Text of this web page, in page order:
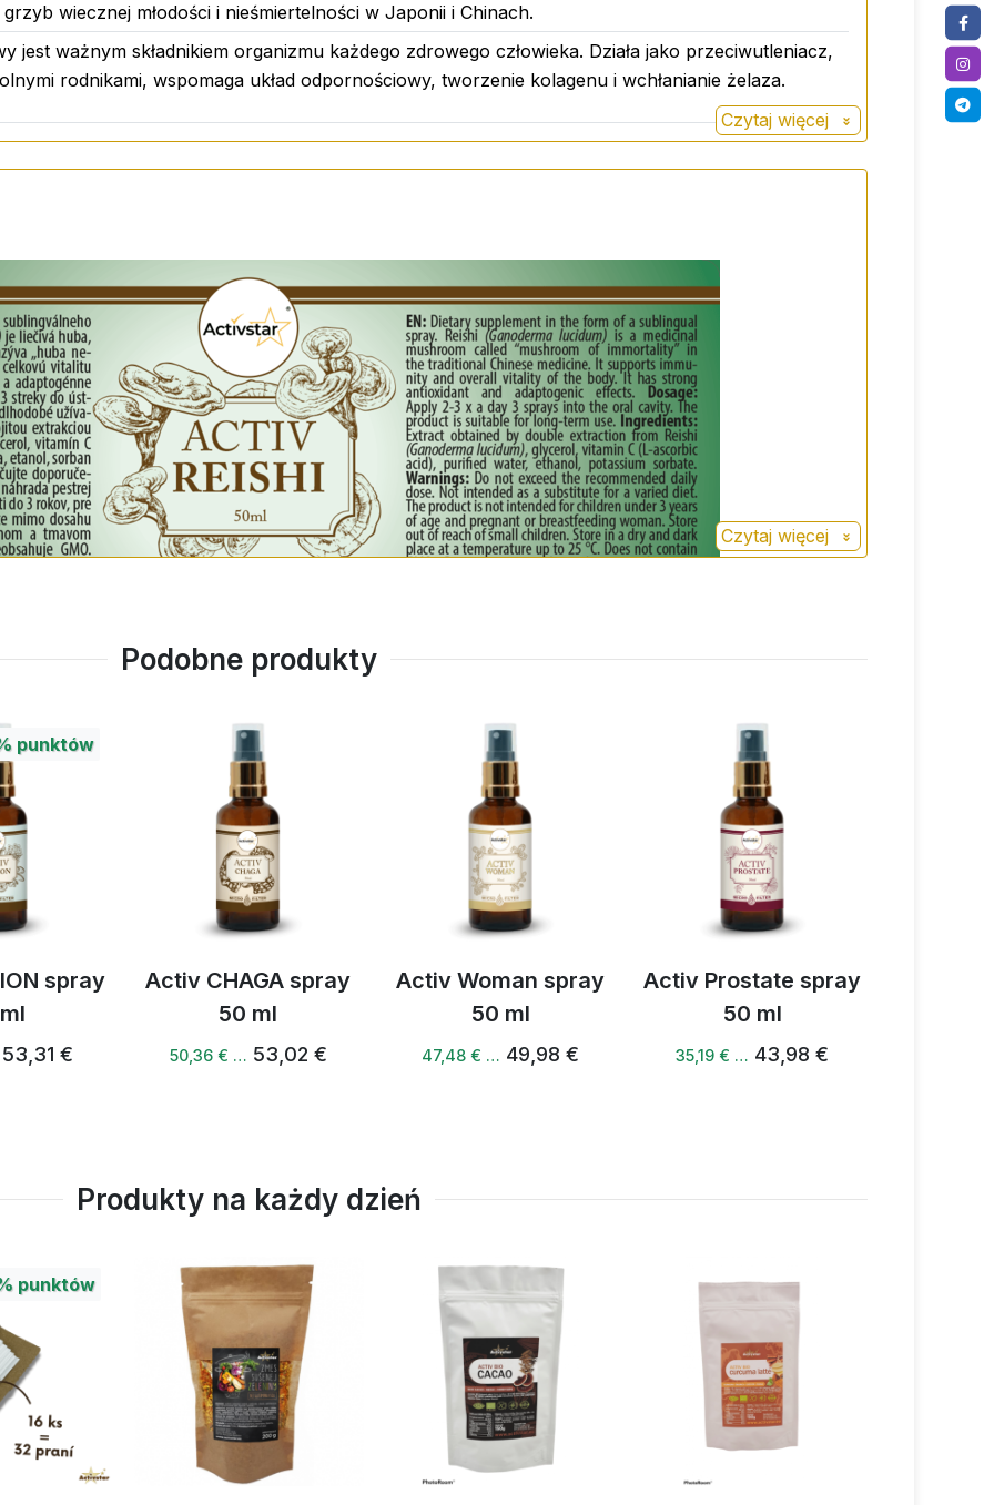
Suplement diety nie może być stosowany jako substytut zróżnicowanej diety. Nie nadaje się
wiecznej młodości i nieśmiertelności w Japonii i Chinach.
jest ważnym składnikiem organizmu każdego zdrowego człowieka. Działa jako przeciwutleniacz,
rodnikami, wspomaga układ odpornościowy, tworzenie kolagenu i wchłanianie żelaza.
Czytaj więcej
Czytaj więcej
Podobne produkty
punktów
spray
€
Activ CHAGA spray
50 ml
50,36 € …53,02 €
Activ Woman spray
50 ml
47,48 € …49,98 €
Activ Prostate spray
50 ml
35,19 € …43,98 €
Produkty na każdy dzień
punktów